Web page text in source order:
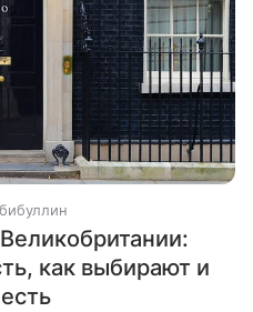
как выбирают и